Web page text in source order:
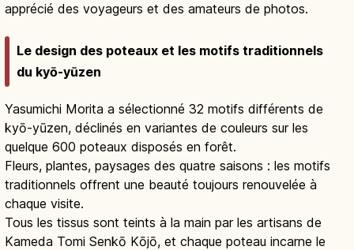
apprécié des voyageurs et des amateurs de photos.
Le design des poteaux et les motifs traditionnels
du kyō-yūzen
Yasumichi Morita a sélectionné 32 motifs différents de
kyō-yūzen, déclinés en variantes de couleurs sur les
quelque 600 poteaux disposés en forêt.
Fleurs, plantes, paysages des quatre saisons : les motifs
traditionnels offrent une beauté toujours renouvelée à
chaque visite.
Tous les tissus sont teints à la main par les artisans de
Kameda Tomi Senkō Kōjō, et chaque poteau incarne le